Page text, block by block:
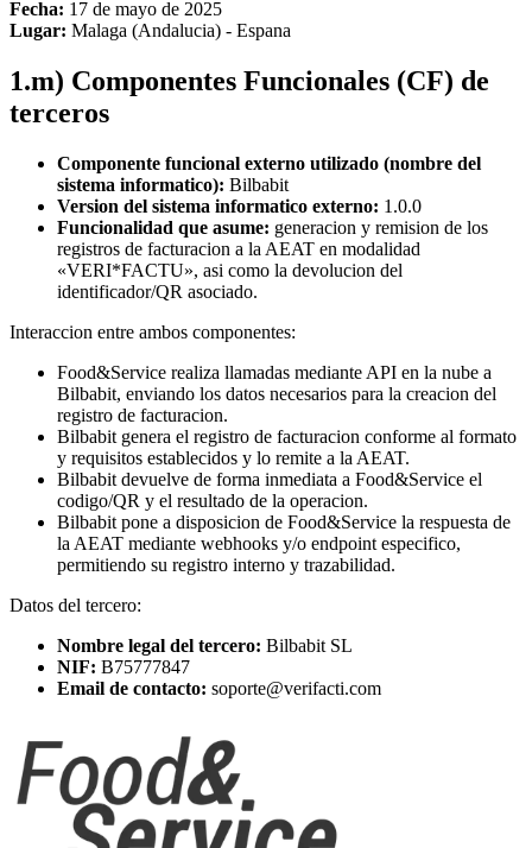
Fecha: 17 de mayo de 2025
Lugar: Malaga (Andalucia) - Espana
1.m) Componentes Funcionales (CF) de
terceros
Componente funcional externo utilizado (nombre del
sistema informatico): Bilbabit
Version del sistema informatico externo: 1.0.0
Funcionalidad que asume: generacion y remision de los
registros de facturacion a la AEAT en modalidad
«VERI*FACTU», asi como la devolucion del
identificador/QR asociado.
Interaccion entre ambos componentes:
Food&Service realiza llamadas mediante API en la nube a
Bilbabit, enviando los datos necesarios para la creacion del
registro de facturacion.
Bilbabit genera el registro de facturacion conforme al formato
y requisitos establecidos y lo remite a la AEAT.
Bilbabit devuelve de forma inmediata a Food&Service el
codigo/QR y el resultado de la operacion.
Bilbabit pone a disposicion de Food&Service la respuesta de
la AEAT mediante webhooks y/o endpoint especifico,
permitiendo su registro interno y trazabilidad.
Datos del tercero:
Nombre legal del tercero: Bilbabit SL
NIF: B75777847
Email de contacto: soporte@verifacti.com